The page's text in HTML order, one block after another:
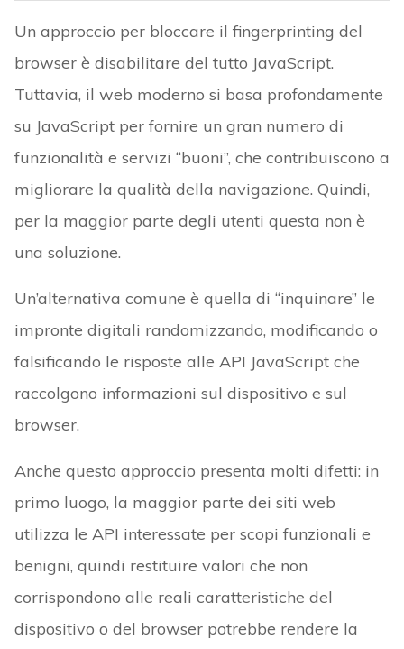
Un approccio per bloccare il fingerprinting del
browser è disabilitare del tutto JavaScript.
Tuttavia, il web moderno si basa profondamente
su JavaScript per fornire un gran numero di
funzionalità e servizi “buoni”, che contribuiscono a
migliorare la qualità della navigazione. Quindi,
per la maggior parte degli utenti questa non è
una soluzione.
Un’alternativa comune è quella di “inquinare” le
impronte digitali randomizzando, modificando o
falsificando le risposte alle API JavaScript che
raccolgono informazioni sul dispositivo e sul
browser.
Anche questo approccio presenta molti difetti: in
primo luogo, la maggior parte dei siti web
utilizza le API interessate per scopi funzionali e
benigni, quindi restituire valori che non
corrispondono alle reali caratteristiche del
dispositivo o del browser potrebbe rendere la